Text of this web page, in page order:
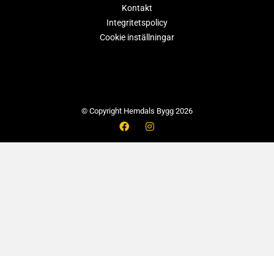
Kontakt
Integritetspolicy
Cookie inställningar
© Copyright Hemdals Bygg 2026